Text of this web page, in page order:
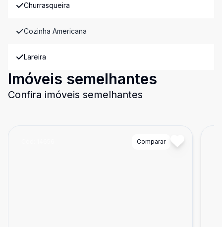
Churrasqueira
Cozinha Americana
Lareira
Imóveis semelhantes
Confira imóveis semelhantes
Comparar